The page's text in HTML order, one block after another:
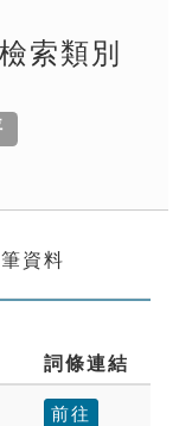
索類別
資料
詞條連結
前往